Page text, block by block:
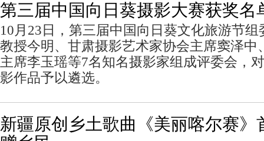
第三届中国向日葵摄影大赛获奖名
10月23日，第三届中国向日葵文化旅游节
教授今明、甘肃摄影艺术家协会主席窦泽中
主席李玉瑶等7名知名摄影家组成评委会，
影作品予以遴选。
新疆原创乡土歌曲《美丽喀尔赛》